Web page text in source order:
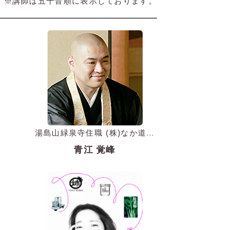
湯島山緑泉寺住職 (株)なか道代
表取締役
青江 覚峰